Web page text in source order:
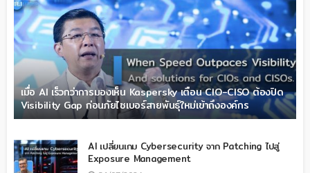
เมื่อ AI เร็วกว่าการมองเห็น Kaspersky เตือน CIO-CISO ต้องปิด
Visibility Gap ก่อนภัยไซเบอร์สายพันธุ์ใหม่เข้าถึงองค์กร
AI เปลี่ยนเกม Cybersecurity จาก Patching ไปสู่
Exposure Management